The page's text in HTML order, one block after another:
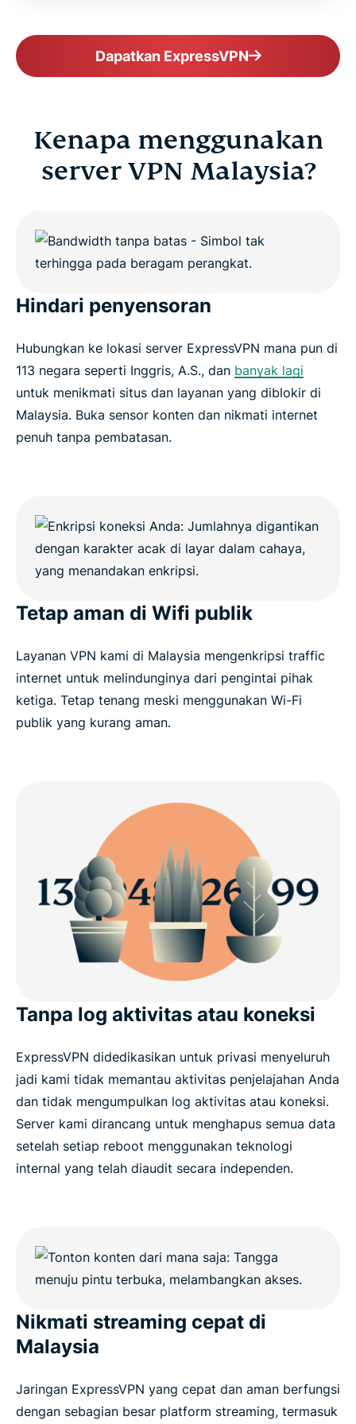
Frequently asked questions about Malaysia VPNs
Get ExpressVPN for Malaysia risk-free
Dapatkan ExpressVPN
Kenapa menggunakan
server VPN Malaysia?
Hindari penyensoran
Hubungkan ke lokasi server ExpressVPN mana pun di
113 negara seperti Inggris, A.S., dan banyak lagi
untuk menikmati situs dan layanan yang diblokir di
Malaysia. Buka sensor konten dan nikmati internet
penuh tanpa pembatasan.
Tetap aman di Wifi publik
Layanan VPN kami di Malaysia mengenkripsi traffic
internet untuk melindunginya dari pengintai pihak
ketiga. Tetap tenang meski menggunakan Wi-Fi
publik yang kurang aman.
Tanpa log aktivitas atau koneksi
ExpressVPN didedikasikan untuk privasi menyeluruh
jadi kami tidak memantau aktivitas penjelajahan Anda
dan tidak mengumpulkan log aktivitas atau koneksi.
Server kami dirancang untuk menghapus semua data
setelah setiap reboot menggunakan teknologi
internal yang telah diaudit secara independen.
Nikmati streaming cepat di
Malaysia
Jaringan ExpressVPN yang cepat dan aman berfungsi
dengan sebagian besar platform streaming, termasuk